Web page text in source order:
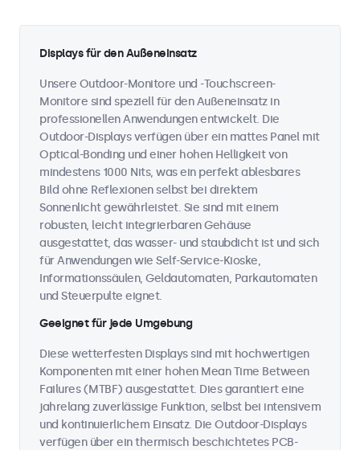
Displays für den Außeneinsatz
Unsere Outdoor-Monitore und -Touchscreen-
Monitore sind speziell für den Außeneinsatz in
professionellen Anwendungen entwickelt. Die
Outdoor-Displays verfügen über ein mattes Panel mit
Optical-Bonding und einer hohen Helligkeit von
mindestens 1000 Nits, was ein perfekt ablesbares
Bild ohne Reflexionen selbst bei direktem
Sonnenlicht gewährleistet. Sie sind mit einem
robusten, leicht integrierbaren Gehäuse
ausgestattet, das wasser- und staubdicht ist und sich
für Anwendungen wie Self-Service-Kioske,
Informationssäulen, Geldautomaten, Parkautomaten
und Steuerpulte eignet.
Geeignet für jede Umgebung
Diese wetterfesten Displays sind mit hochwertigen
Komponenten mit einer hohen Mean Time Between
Failures (MTBF) ausgestattet. Dies garantiert eine
jahrelang zuverlässige Funktion, selbst bei intensivem
und kontinuierlichem Einsatz. Die Outdoor-Displays
verfügen über ein thermisch beschichtetes PCB-